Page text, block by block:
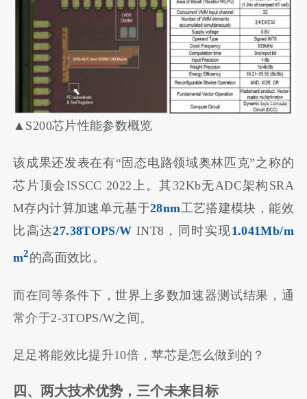
▲S200芯片性能参数概览
该成果还发表在有“固态电路领域奥林匹克”之称的
芯片顶会ISSCC 2022上。其32Kb无ADC架构SRA
M存内计算加速单元基于28nm工艺搭建模块，能效
比高达27.38TOPS/W INT8，同时实现1.041Mb/m
m2的高面效比。
而在同等条件下，世界上多数加速器测试结果，通
常介于2-3TOPS/W之间。
足足将能效比提升10倍，苹芯是怎么做到的？
四、两大技术优势，三个未来目标